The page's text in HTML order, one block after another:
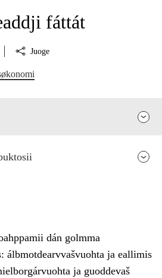
fáttát
Juoge
dán golmma
álbmotdearvvašvuohta ja eallimis
ja guoddevaš